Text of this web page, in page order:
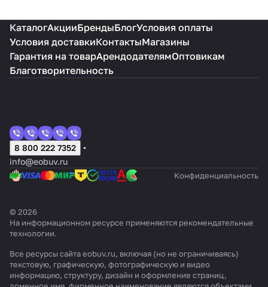
КаталогАкцииБрендыБлогУсловия оплаты
Условия доставкиКонтактыМагазины
Гарантия на товарАрендодателямОптовикам
Благотворительность
8 800 222 7352
info@eobuv.ru
Конфиденциальность
© 2026
На информационном ресурсе применяются рекомендательные
технологии.
Все ресурсы сайта eobuv.ru, включая (но не ограничиваясь)
текстовую, графическую, фотографическую и видео
информацию, структуру, дизайн и оформление страниц,